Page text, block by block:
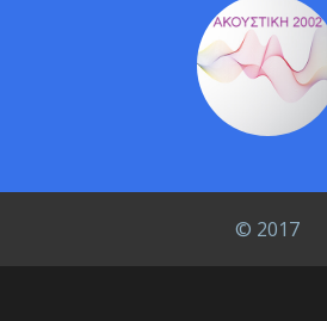
© 2017